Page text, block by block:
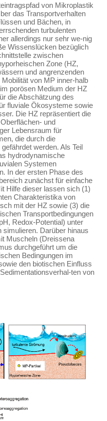
von Mikroplastik
das Transportverhalten
und Bächen, in
turbulenten
allerdings nur sehr we-nig
Wissenslücken bezüglich
zwischen
Zone (HZ,
und angrenzenden
von MP inner-halb
porösen Medium der HZ
die Abschätzung des
fluviale Ökosysteme sowie
Die HZ repräsentiert die
und
Lebensraum für
die durch die
werden. Als Teil
hydrodynamische
Systemen
In der ersten Phase des
zunächst für einfache
Hilfe dieser lassen sich (1)
Charakteristika von
mit der HZ sowie (3) die
Transportbedingungen
Redox-Potential) unter
simulieren. Darüber hinaus
Muscheln (Dreissena
durchgeführt um die
Bedingungen im
den biotischen Einfluss
ten von